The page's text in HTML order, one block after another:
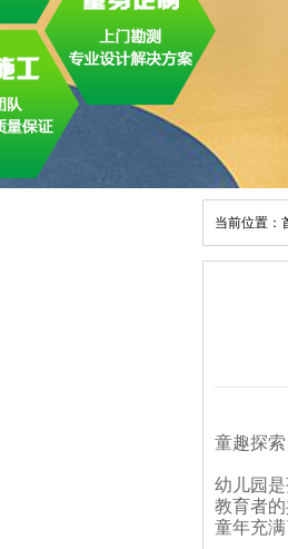
当前位置：
童趣探
幼儿园
教育者
童年充满